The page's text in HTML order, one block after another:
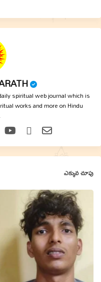
spiritual web journal which is
works and more on Hindu
ఎక్కువ చూపు